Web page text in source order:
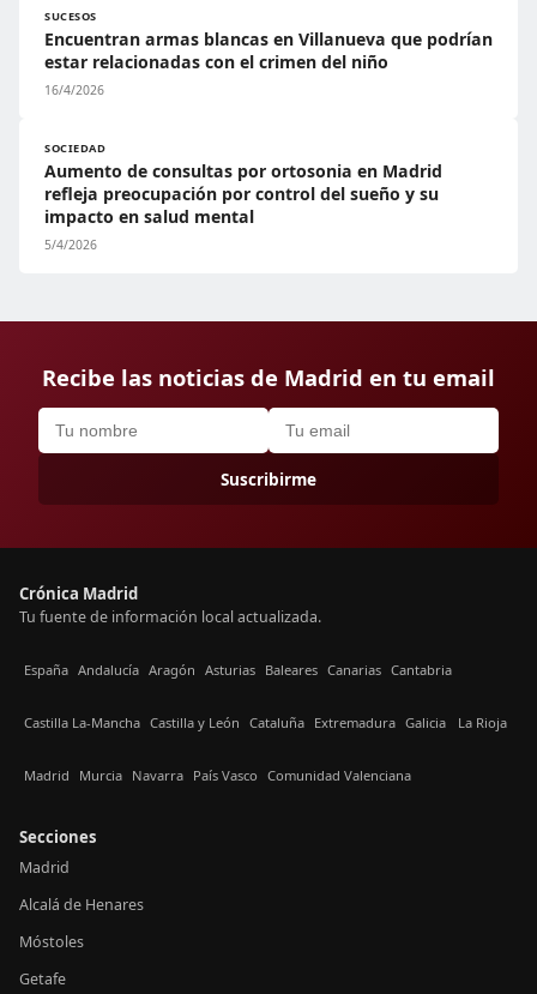
SUCESOS
Encuentran armas blancas en Villanueva que podrían
estar relacionadas con el crimen del niño
16/4/2026
SOCIEDAD
Aumento de consultas por ortosonia en Madrid
refleja preocupación por control del sueño y su
impacto en salud mental
5/4/2026
Recibe las noticias de Madrid en tu email
Suscribirme
Crónica Madrid
Tu fuente de información local actualizada.
España Andalucía Aragón Asturias Baleares Canarias Cantabria
Castilla La-Mancha Castilla y León Cataluña Extremadura Galicia La Rioja
Madrid Murcia Navarra País Vasco Comunidad Valenciana
Secciones
Madrid
Alcalá de Henares
Móstoles
Getafe